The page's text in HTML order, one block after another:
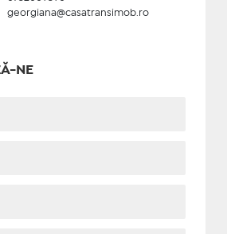
georgiana@casatransimob.ro
NE